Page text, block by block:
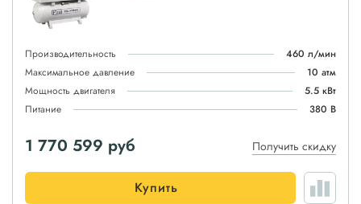
Производительность
460 л/мин
Максимальное давление
10 атм
Мощность двигателя
5.5 кВт
Питание
380 В
1 770 599 руб Получить скидку
Купить